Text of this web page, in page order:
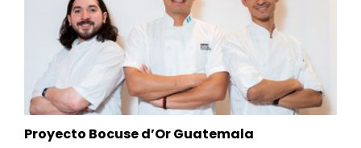
Proyecto Bocuse d’Or Guatemala